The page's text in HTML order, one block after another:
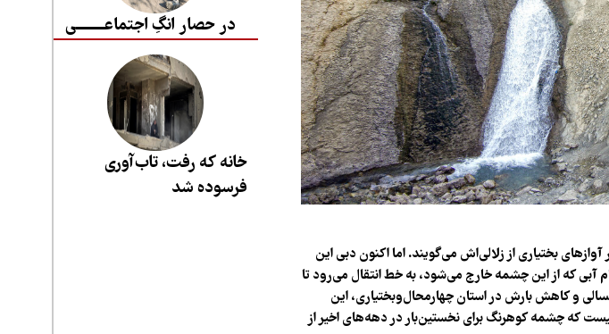
بختیاری از زلالی‌اش می‌گویند. اما اکنون دبی این
که از این چشمه خارج می‌شود، به خط انتقال می‌رود تا
و کاهش بارش در استان چهارمحال‌وبختیاری، این
که چشمه کوهرنگ برای نخستین‌بار در دهه‌های اخیر از
در حصار انگِ اجتماعــــــــی
خانه که رفت، تاب‌آوری
فرسوده شد